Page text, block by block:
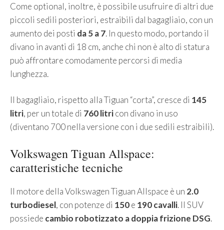
Come optional, inoltre, è possibile usufruire di altri due
piccoli sedili posteriori, estraibili dal bagagliaio, con un
aumento dei posti da 5 a 7. In questo modo, portando il
divano in avanti di 18 cm, anche chi non è alto di statura
può affrontare comodamente percorsi di media
lunghezza.
Il bagagliaio, rispetto alla Tiguan “corta”, cresce di 145
litri, per un totale di 760 litricon divano in uso
(diventano 700 nella versione con i due sedili estraibili).
Volkswagen Tiguan Allspace:
caratteristiche tecniche
Il motore della Volkswagen Tiguan Allspace è un 2.0
turbodiesel, con potenze di 150e 190 cavalli. Il SUV
possiede cambio robotizzato a doppia frizione DSG.